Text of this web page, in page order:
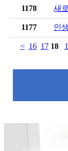
1178 새
1177 인
< 16 1718